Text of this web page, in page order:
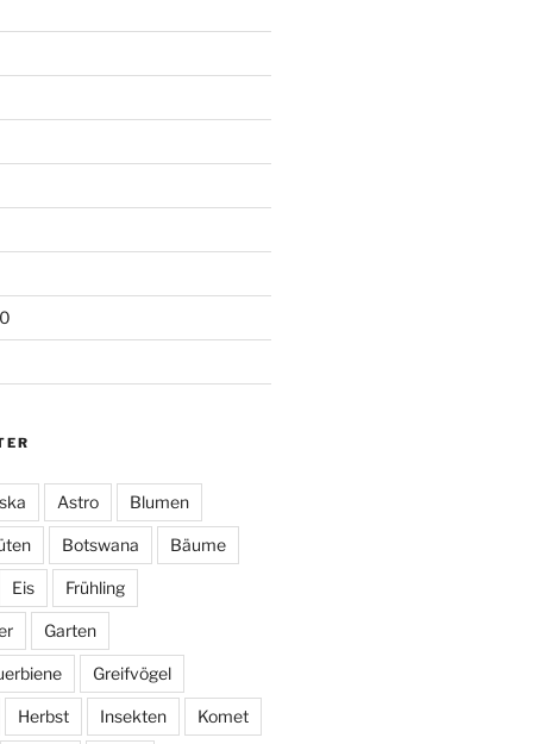
Astro Blumen
Botswana Bäume
Eis Frühling
Garten
Greifvögel
Herbst Insekten Komet